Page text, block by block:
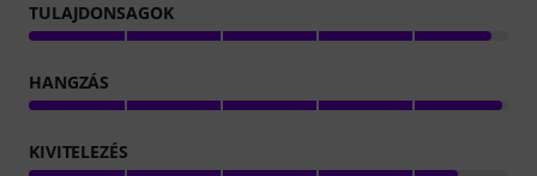
TULAJDONSAGOK
HANGZÁS
KIVITELEZÉS